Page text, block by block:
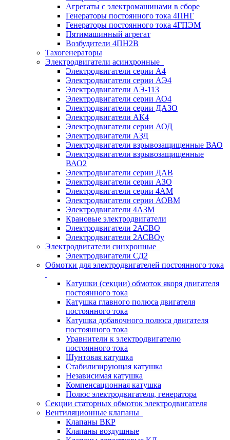
Агрегаты с электромашинами в сборе
Генераторы постоянного тока 4ПНГ
Генераторы постоянного тока 4ГПЭМ
Пятимашинный агрегат
Возбудители 4ПН2В
Тахогенераторы
Электродвигатели асинхронные
Электродвигатели серии А4
Электродвигатели серии АЭ4
Электродвигатели АЭ-113
Электродвигатели серии АО4
Электродвигатели серии ДАЗО
Электродвигатели АК4
Электродвигатели серии АОД
Электродвигатели АЗД
Электродвигатели взрывозащищенные ВАО
Электродвигатели взрывозащищенные
ВАО2
Электродвигатели серии ДАВ
Электродвигатели серии АЗО
Электродвигатели серии 4АМ
Электродвигатели серии АОВМ
Электродвигатели 4АЗМ
Крановые электродвигатели
Электродвигатели 2АСВО
Электродвигатели 2АСВОу
Электродвигатели синхронные
Электродвигатели СД2
Обмотки для электродвигателей постоянного тока
Катушки (секции) обмоток якоря двигателя
постоянного тока
Катушка главного полюса двигателя
постоянного тока
Катушка добавочного полюса двигателя
постоянного тока
Уравнители к электродвигателю
постоянного тока
Шунтовая катушка
Стабилизирующая катушка
Независимая катушка
Компенсационная катушка
Полюс электродвигателя, генератора
Секции статорных обмоток электродвигателя
Вентиляционные клапаны
Клапаны ВКР
Клапаны воздушные